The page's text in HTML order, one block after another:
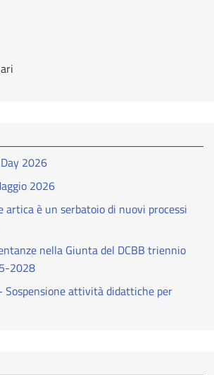
2026
2026
artica è un serbatoio di nuovi processi
nella Giunta del DCBB triennio
2028
Sospensione attività didattiche per